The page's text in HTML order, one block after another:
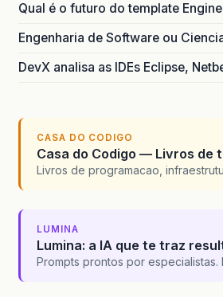
Qual é o futuro do template
Engenharia de Software ou
DevX analisa as IDEs Eclipse,
CASA DO CODIGO
Casa do Codigo — Livros de
Livros de programacao,
LUMINA
Lumina: a IA que te traz
Prompts prontos por